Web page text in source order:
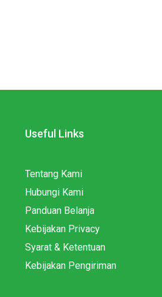
Useful Links
Tentang Kami
Hubungi Kami
Panduan Belanja
Kebijakan Privacy
Syarat & Ketentuan
Kebijakan Pengiriman